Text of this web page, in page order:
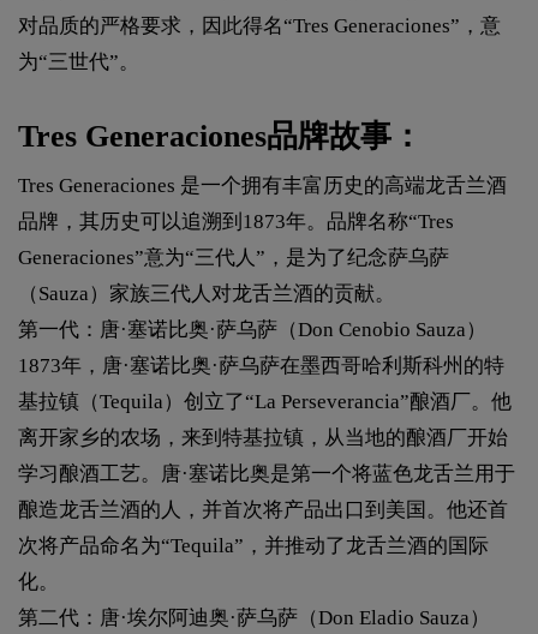
对品质的严格要求，因此得名“Tres Generaciones”，意
为“三世代”。
Tres Generaciones品牌故事：
Tres Generaciones 是一个拥有丰富历史的高端龙舌兰酒
品牌，其历史可以追溯到1873年。品牌名称“Tres
Generaciones”意为“三代人”，是为了纪念萨乌萨
（Sauza）家族三代人对龙舌兰酒的贡献。
第一代：唐·塞诺比奥·萨乌萨（Don Cenobio Sauza）
1873年，唐·塞诺比奥·萨乌萨在墨西哥哈利斯科州的特
基拉镇（Tequila）创立了“La Perseverancia”酿酒厂。他
离开家乡的农场，来到特基拉镇，从当地的酿酒厂开始
学习酿酒工艺。唐·塞诺比奥是第一个将蓝色龙舌兰用于
酿造龙舌兰酒的人，并首次将产品出口到美国。他还首
次将产品命名为“Tequila”，并推动了龙舌兰酒的国际
化。
第二代：唐·埃尔阿迪奥·萨乌萨（Don Eladio Sauza）